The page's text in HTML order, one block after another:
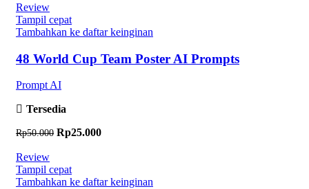
Review
Tampil cepat
Tambahkan ke daftar keinginan
48 World Cup Team Poster AI Prompts
Prompt AI
Tersedia
Rp50.000 Harga aslinya adalah: Rp50.000.
Rp25.000
Review
Tampil cepat
Tambahkan ke daftar keinginan